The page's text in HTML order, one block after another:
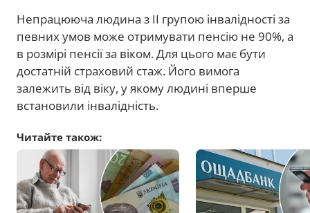
Непрацююча людина з II групою інвалідності за
певних умов може отримувати пенсію не 90%, а
в розмірі пенсії за віком. Для цього має бути
достатній страховий стаж. Його вимога
залежить від віку, у якому людині вперше
встановили інвалідність.
Читайте також: